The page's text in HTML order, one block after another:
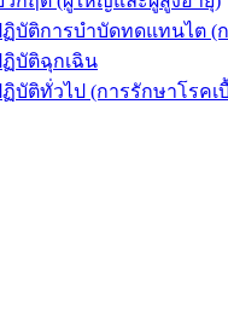
ติการบำบัดทดแทนไต (ก
ฏิบัติฉุกเฉิน
บัติทั่วไป (การรักษาโรคเ